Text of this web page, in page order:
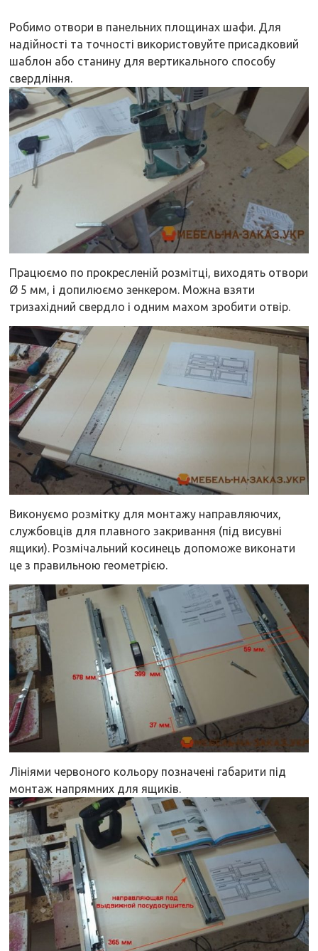
Робимо отвори в панельних площинах шафи. Для
надійності та точності використовуйте присадковий
шаблон або станину для вертикального способу
свердління.
Працюємо по прокресленій розмітці, виходять отвори
Ø 5 мм, і допилюємо зенкером. Можна взяти
тризахідний свердло і одним махом зробити отвір.
Виконуємо розмітку для монтажу направляючих,
службовців для плавного закривання (під висувні
ящики). Розмічальний косинець допоможе виконати
це з правильною геометрією.
Лініями червоного кольору позначені габарити під
монтаж напрямних для ящиків.